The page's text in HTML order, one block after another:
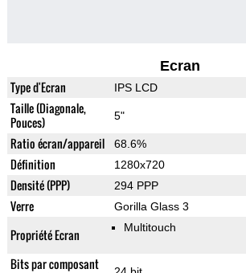
Ecran
Type d'Ecran IPS LCD
Taille (Diagonale,
Pouces)
5"
Ratio écran/appareil 68.6%
Définition 1280x720
Densité (PPP) 294 PPP
Verre Gorilla Glass 3
Propriété Ecran Multitouch
Bits par composant